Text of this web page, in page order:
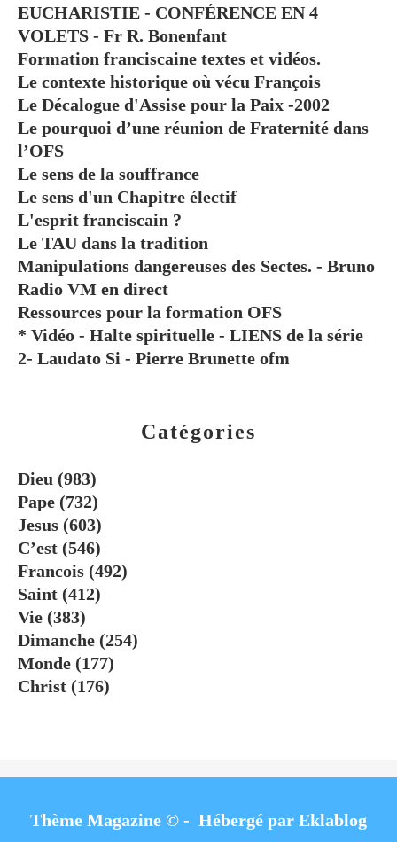
Catégories
Dieu (983)
Pape (732)
Jesus (603)
C’est (546)
Francois (492)
Saint (412)
Vie (383)
Dimanche (254)
Monde (177)
Christ (176)
EUCHARISTIE - CONFÉRENCE EN 4
VOLETS - Fr R. Bonenfant
Formation franciscaine textes et vidéos.
Le contexte historique où vécu François
Le Décalogue d'Assise pour la Paix -2002
Le pourquoi d’une réunion de Fraternité dans
l’OFS
Le sens de la souffrance
Le sens d'un Chapitre électif
L'esprit franciscain ?
Le TAU dans la tradition
Manipulations dangereuses des Sectes. - Bruno
Radio VM en direct
Ressources pour la formation OFS
* Vidéo - Halte spirituelle - LIENS de la série
2- Laudato Si - Pierre Brunette ofm
Thème Magazine © - Hébergé par Eklablog